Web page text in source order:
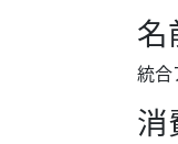
名
統合
消